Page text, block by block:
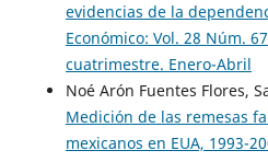
evidencias de la
Económico: Vol. 28 Núm.
cuatrimestre. Enero-Abril
Noé Arón Fuentes Flores,
Medición de las remesas
mexicanos en EUA, 1993-